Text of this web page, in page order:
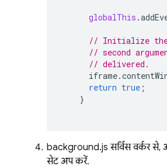
globalThis .
// Initialize the
// second
// delivered.
iframe.
return true ;
}
background.js सर्विस वर्कर से,
सेट अप करें.